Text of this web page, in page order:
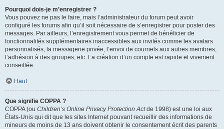
Pourquoi dois-je m’enregistrer ?
Vous pouvez ne pas le faire, mais l’administrateur du forum peut avoir
configuré les forums afin qu’il soit nécessaire de s’enregistrer pour poster des
messages. Par ailleurs, l’enregistrement vous permet de bénéficier de
fonctionnalités supplémentaires inaccessibles aux invités comme les avatars
personnalisés, la messagerie privée, l’envoi de courriels aux autres membres,
l’adhésion à des groupes, etc. La création d’un compte est rapide et vivement
conseillée.
Haut
Que signifie COPPA ?
COPPA (ou Children’s Online Privacy Protection Actde 1998) est une loi aux
États-Unis qui dit que les sites Internet pouvant recueillir des informations de
mineurs de moins de 13 ans doivent obtenir le consentement écrit des parents